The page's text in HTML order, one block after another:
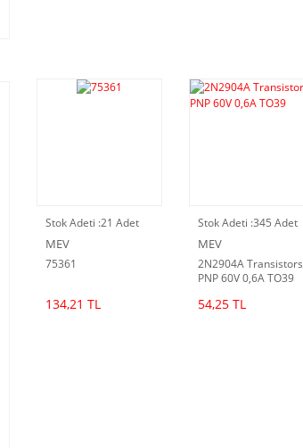
Stok Adeti :21 Adet
MEV
75361
134,21 TL
Stok Adeti :345 Adet
MEV
2N2904A Transistors
PNP 60V 0,6A TO39
54,25 TL